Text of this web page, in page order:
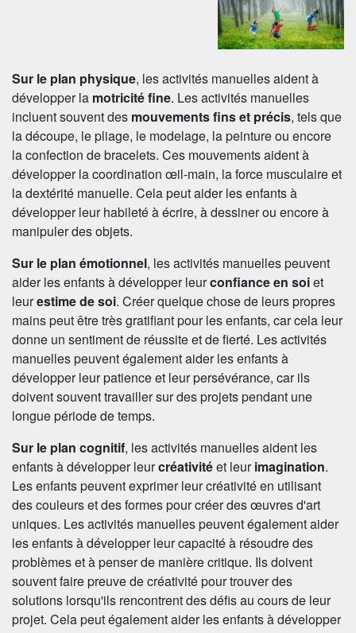
Sur le plan physique, les activités manuelles aident à
développer la motricité fine. Les activités manuelles
incluent souvent des mouvements fins et précis, tels que
la découpe, le pliage, le modelage, la peinture ou encore
la confection de bracelets. Ces mouvements aident à
développer la coordination œil-main, la force musculaire et
la dextérité manuelle. Cela peut aider les enfants à
développer leur habileté à écrire, à dessiner ou encore à
manipuler des objets.
Sur le plan émotionnel, les activités manuelles peuvent
aider les enfants à développer leurconfiance en soiet
leurestime de soi. Créer quelque chose de leurs propres
mains peut être très gratifiant pour les enfants, car cela leur
donne un sentiment de réussite et de fierté. Les activités
manuelles peuvent également aider les enfants à
développer leur patience et leur persévérance, car ils
doivent souvent travailler sur des projets pendant une
longue période de temps.
Sur le plan cognitif, les activités manuelles aident les
enfants à développer leurcréativitéet leurimagination.
Les enfants peuvent exprimer leur créativité en utilisant
des couleurs et des formes pour créer des œuvres d'art
uniques. Les activités manuelles peuvent également aider
les enfants à développer leur capacité à résoudre des
problèmes et à penser de manière critique. Ils doivent
souvent faire preuve de créativité pour trouver des
solutions lorsqu'ils rencontrent des défis au cours de leur
projet. Cela peut également aider les enfants à développer